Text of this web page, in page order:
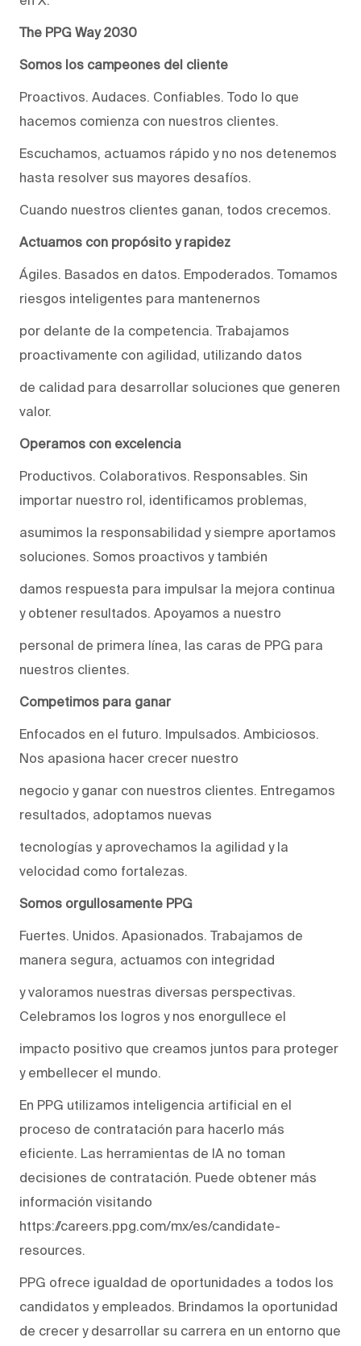
The PPG Way 2030
Somos los campeones del cliente
Proactivos. Audaces. Confiables. Todo lo que
hacemos comienza con nuestros clientes.
Escuchamos, actuamos rápido y no nos detenemos
hasta resolver sus mayores desafíos.
Cuando nuestros clientes ganan, todos crecemos.
Actuamos con propósito y rapidez
Ágiles. Basados en datos. Empoderados. Tomamos
riesgos inteligentes para mantenernos
por delante de la competencia. Trabajamos
proactivamente con agilidad, utilizando datos
de calidad para desarrollar soluciones que generen
valor.
Operamos con excelencia
Productivos. Colaborativos. Responsables. Sin
importar nuestro rol, identificamos problemas,
asumimos la responsabilidad y siempre aportamos
soluciones. Somos proactivos y también
damos respuesta para impulsar la mejora continua
y obtener resultados. Apoyamos a nuestro
personal de primera línea, las caras de PPG para
nuestros clientes.
Competimos para ganar
Enfocados en el futuro. Impulsados. Ambiciosos.
Nos apasiona hacer crecer nuestro
negocio y ganar con nuestros clientes. Entregamos
resultados, adoptamos nuevas
tecnologías y aprovechamos la agilidad y la
velocidad como fortalezas.
Somos orgullosamente PPG
Fuertes. Unidos. Apasionados. Trabajamos de
manera segura, actuamos con integridad
y valoramos nuestras diversas perspectivas.
Celebramos los logros y nos enorgullece el
impacto positivo que creamos juntos para proteger
y embellecer el mundo.
En PPG utilizamos inteligencia artificial en el
proceso de contratación para hacerlo más
eficiente. Las herramientas de IA no toman
decisiones de contratación. Puede obtener más
información visitando
https://careers.ppg.com/mx/es/candidate-
resources.
PPG ofrece igualdad de oportunidades a todos los
candidatos y empleados. Brindamos la oportunidad
de crecer y desarrollar su carrera en un entorno que